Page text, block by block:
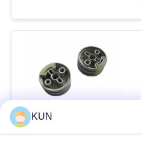
KUN